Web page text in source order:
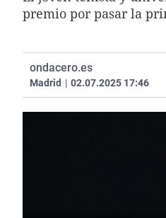
premio por pasar la
ondacero.es
Madrid | 02.07.2025 17:46